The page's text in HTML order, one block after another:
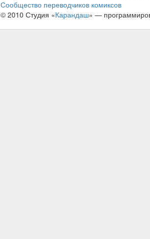
Сообщество переводчиков комиксов
© 2010 Студия «Карандаш» —